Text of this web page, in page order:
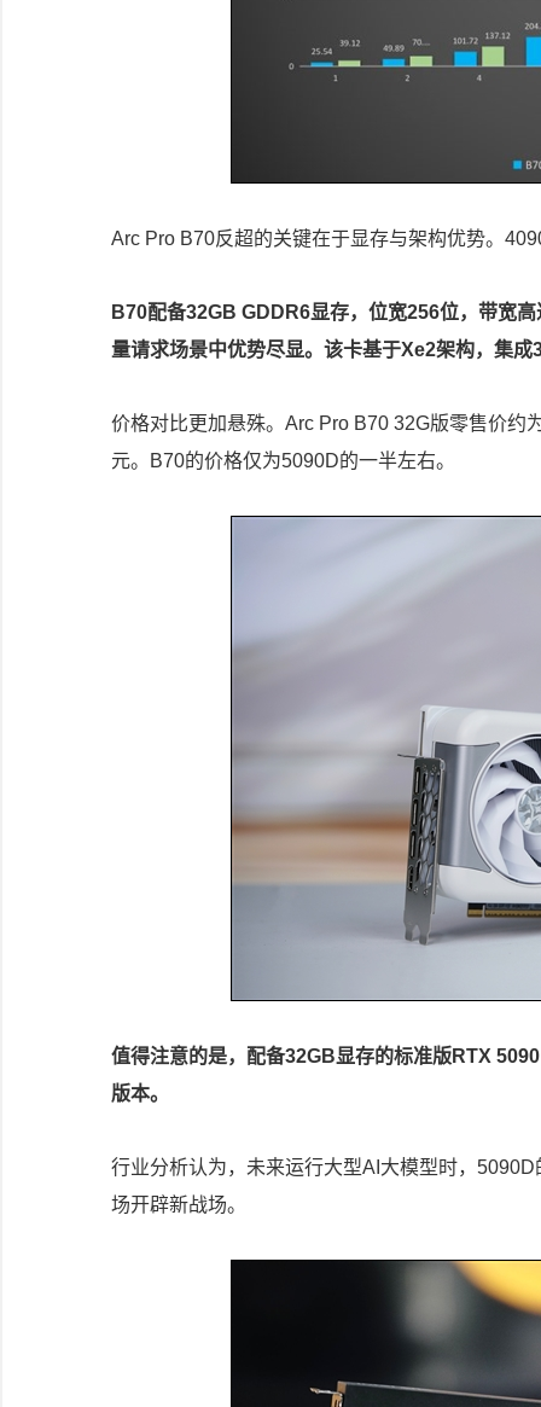
Arc Pro B70反超的关键在于显存与架构优势。
B70配备32GB GDDR6显存，位宽256位，带宽
量请求场景中优势尽显。该卡基于Xe2架构，集
价格对比更加悬殊。Arc Pro B70 32G版零售价
元。B70的价格仅为5090D的一半左右。
值得注意的是，配备32GB显存的标准版RTX
版本。
行业分析认为，未来运行大型AI大模型时，
场开辟新战场。